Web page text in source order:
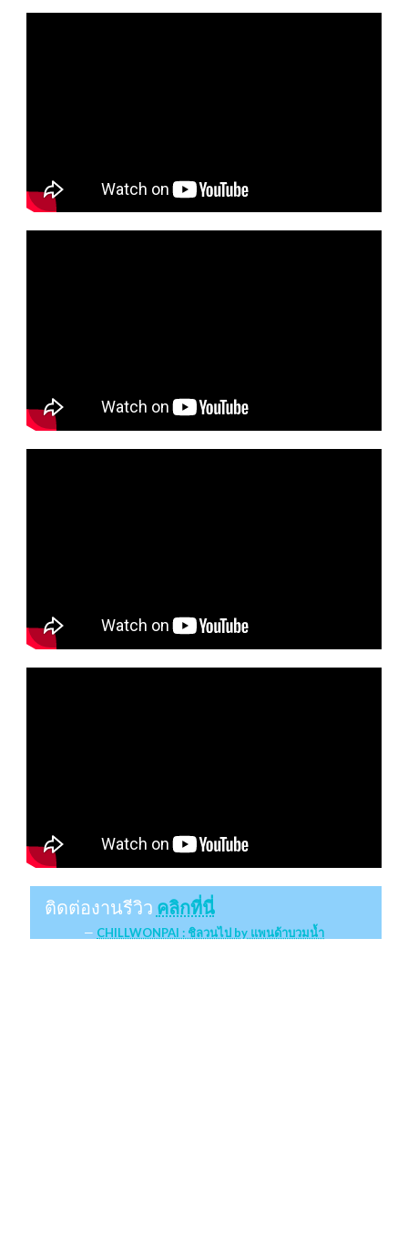
ติดต่องานรีวิว คลิกที่นี่
CHILLWONPAI : ชิลวนไป by แพนด้าบวมน้ำ